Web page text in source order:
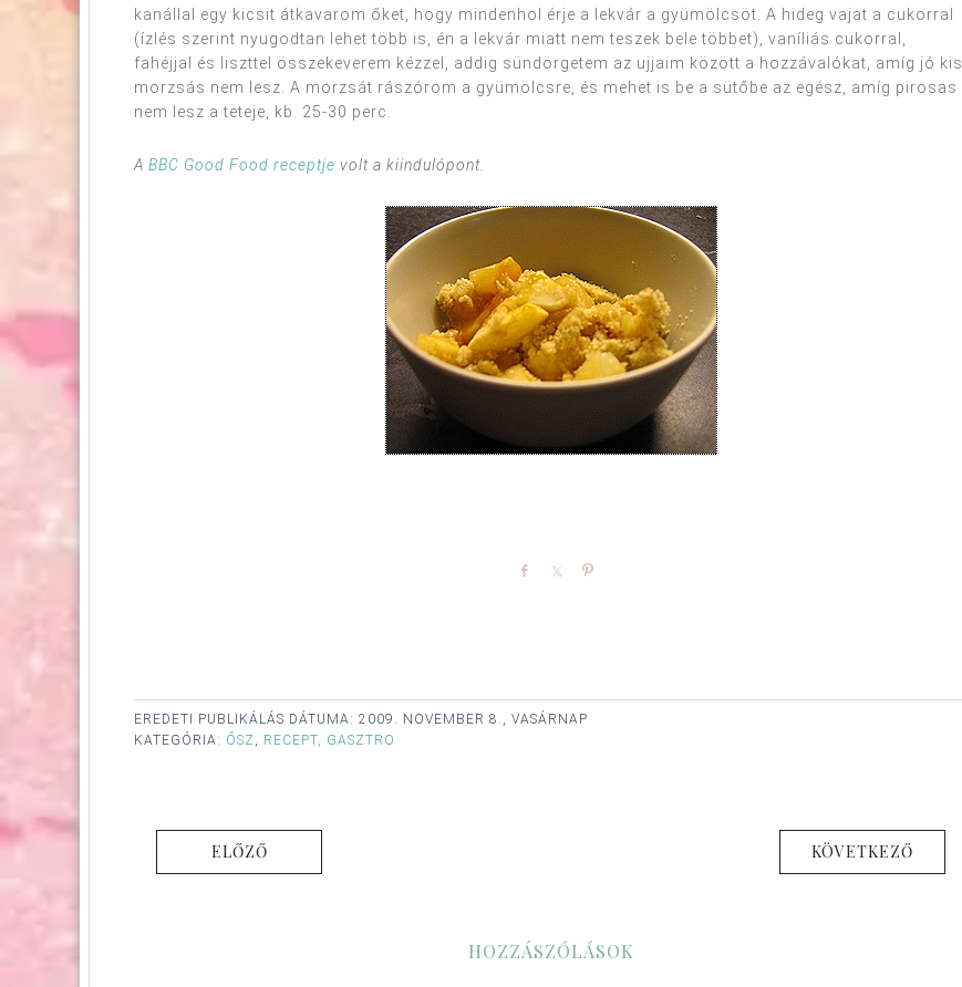
kanállal egy kicsit átkavarom őket, hogy mindenhol érje a lekvár a gyümölcsöt. A hideg vajat a cukorral
(ízlés szerint nyugodtan lehet több is, én a lekvár miatt nem teszek bele többet), vaníliás cukorral,
fahéjjal és liszttel összekeverem kézzel, addig sündörgetem az ujjaim között a hozzávalókat, amíg jó kis
morzsás nem lesz. A morzsát rászórom a gyümölcsre, és mehet is be a sütőbe az egész, amíg pirosas
nem lesz a teteje, kb. 25-30 perc.
A BBC Good Food receptje volt a kiindulópont.
Share Share
EREDETI PUBLIKÁLÁS DÁTUMA: 2009. NOVEMBER 8., VASÁRNAP
KATEGÓRIA: ŐSZ, RECEPT, GASZTRO
ELŐZŐ KÖVETKEZŐ
HOZZÁSZÓLÁSOK